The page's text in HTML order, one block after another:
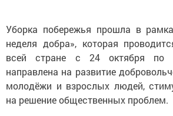
Уборка побережья прошла в
неделя добра», которая
всей стране с 24 октября по
направлена на развитие
молодёжи и взрослых людей,
на решение общественных проблем.